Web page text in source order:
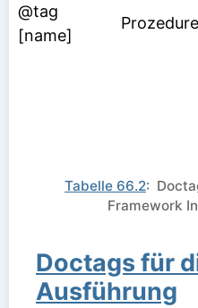
@tag
[name]
Tabelle 66.2:
Framework
Doctags für
Ausführung